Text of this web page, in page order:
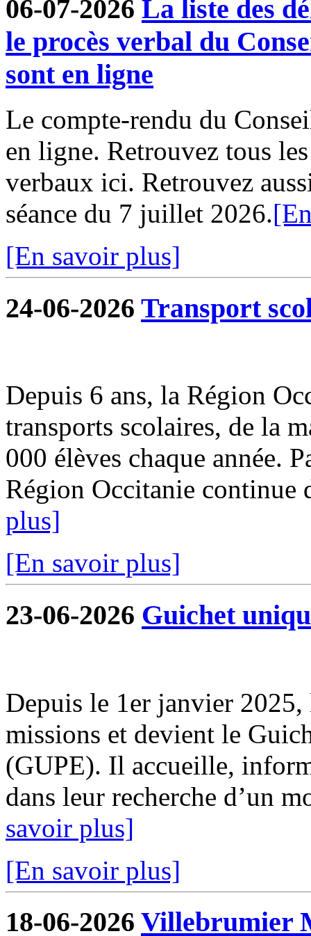
06-07-2026 La liste des
le procès verbal du
sont en ligne
Le compte-rendu du
en ligne. Retrouvez tous
verbaux ici. Retrouvez
séance du 7 juillet 2026.
[En savoir plus]
24-06-2026 Transport
Depuis 6 ans, la Région
transports scolaires, de la
000 élèves chaque année.
Région Occitanie continue
plus]
[En savoir plus]
23-06-2026 Guichet
Depuis le 1er janvier 2025,
missions et devient le
(GUPE). Il accueille,
dans leur recherche d’un
savoir plus]
[En savoir plus]
18-06-2026 Villebrumier